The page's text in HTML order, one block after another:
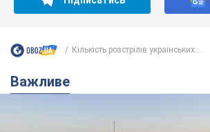
Кількість розстрілів українських...
Важливе